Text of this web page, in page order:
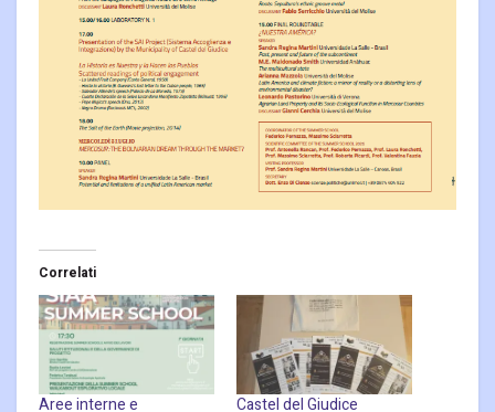
Correlati
Aree interne e
Castel del Giudice